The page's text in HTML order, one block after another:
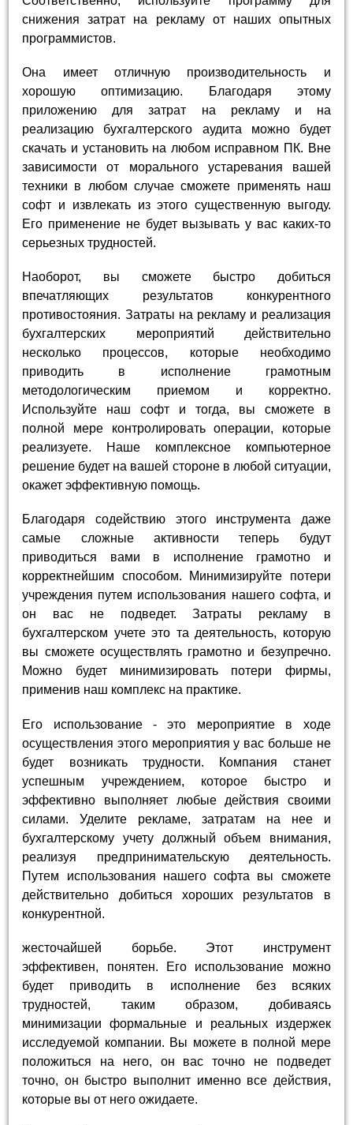
снижения затрат на рекламу от наших опытных
программистов.
Она имеет отличную производительность и
хорошую оптимизацию. Благодаря этому
приложению для затрат на рекламу и на
реализацию бухгалтерского аудита можно будет
скачать и установить на любом исправном ПК. Вне
зависимости от морального устаревания вашей
техники в любом случае сможете применять наш
софт и извлекать из этого существенную выгоду.
Его применение не будет вызывать у вас каких-то
серьезных трудностей.
Наоборот, вы сможете быстро добиться
впечатляющих результатов конкурентного
противостояния. Затраты на рекламу и реализация
бухгалтерских мероприятий действительно
несколько процессов, которые необходимо
приводить в исполнение грамотным
методологическим приемом и корректно.
Используйте наш софт и тогда, вы сможете в
полной мере контролировать операции, которые
реализуете. Наше комплексное компьютерное
решение будет на вашей стороне в любой ситуации,
окажет эффективную помощь.
Благодаря содействию этого инструмента даже
самые сложные активности теперь будут
приводиться вами в исполнение грамотно и
корректнейшим способом. Минимизируйте потери
учреждения путем использования нашего софта, и
он вас не подведет. Затраты рекламу в
бухгалтерском учете это та деятельность, которую
вы сможете осуществлять грамотно и безупречно.
Можно будет минимизировать потери фирмы,
применив наш комплекс на практике.
Его использование - это мероприятие в ходе
осуществления этого мероприятия у вас больше не
будет возникать трудности. Компания станет
успешным учреждением, которое быстро и
эффективно выполняет любые действия своими
силами. Уделите рекламе, затратам на нее и
бухгалтерскому учету должный объем внимания,
реализуя предпринимательскую деятельность.
Путем использования нашего софта вы сможете
действительно добиться хороших результатов в
конкурентной.
жесточайшей борьбе. Этот инструмент
эффективен, понятен. Его использование можно
будет приводить в исполнение без всяких
трудностей, таким образом, добиваясь
минимизации формальные и реальных издержек
исследуемой компании. Вы можете в полной мере
положиться на него, он вас точно не подведет
точно, он быстро выполнит именно все действия,
которые вы от него ожидаете.